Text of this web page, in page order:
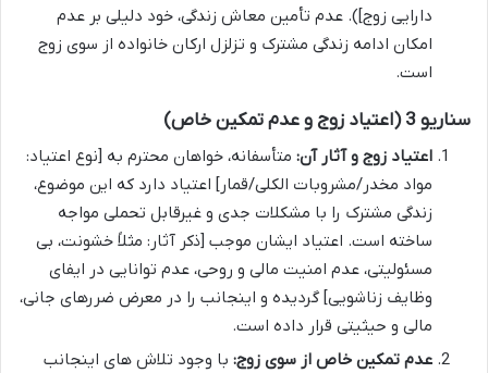
دارایی زوج]). عدم تأمین معاش زندگی، خود دلیلی بر عدم
امکان ادامه زندگی مشترک و تزلزل ارکان خانواده از سوی زوج
است.
سناریو 3 (اعتیاد زوج و عدم تمکین خاص)
اعتیاد زوج و آثار آن: متأسفانه، خواهان محترم به [نوع اعتیاد:
مواد مخدر/مشروبات الکلی/قمار] اعتیاد دارد که این موضوع،
زندگی مشترک را با مشکلات جدی و غیرقابل تحملی مواجه
ساخته است. اعتیاد ایشان موجب [ذکر آثار: مثلاً خشونت، بی
مسئولیتی، عدم امنیت مالی و روحی، عدم توانایی در ایفای
وظایف زناشویی] گردیده و اینجانب را در معرض ضررهای جانی،
مالی و حیثیتی قرار داده است.
عدم تمکین خاص از سوی زوج: با وجود تلاش های اینجانب